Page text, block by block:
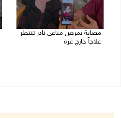
مصابة بمرض مناعي نادر تنتظر
علاجاً خارج غزة